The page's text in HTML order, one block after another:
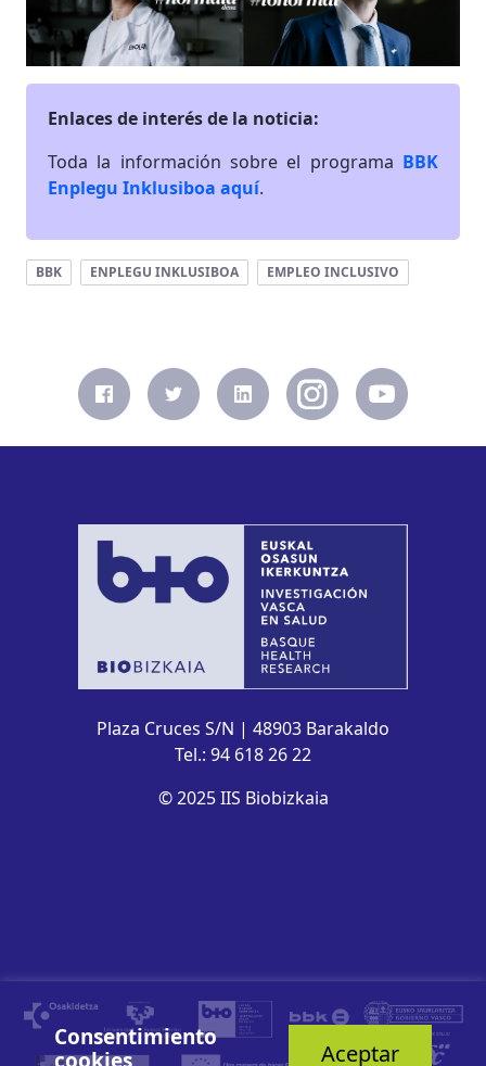
Enlaces de interés de la noticia:
Toda la información sobre el programa BBK
Enplegu Inklusiboa aquí.
BBK ENPLEGU INKLUSIBOA EMPLEO INCLUSIVO
Plaza Cruces S/N | 48903 Barakaldo
Tel.: 94 618 26 22
© 2025 IIS Biobizkaia
Consentimiento
Aceptar